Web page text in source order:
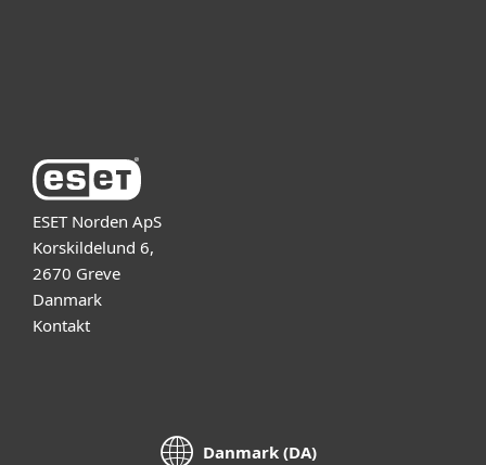
ESET Norden ApS
Korskildelund 6,
2670 Greve
Danmark
Kontakt
Danmark (DA)